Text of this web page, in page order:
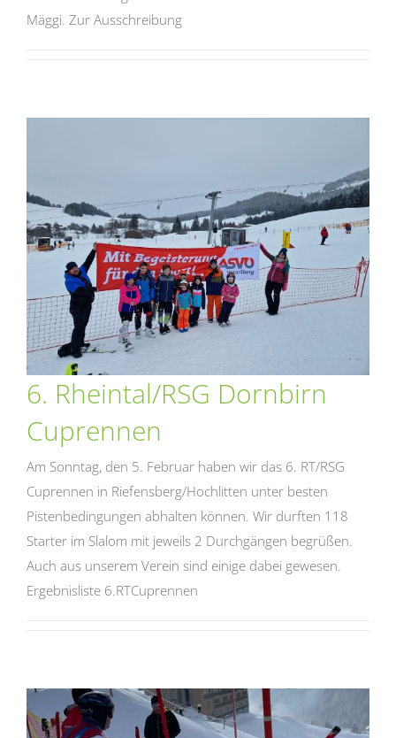
Mäggi. Zur Ausschreibung
6. Rheintal/RSG Dornbirn
Cuprennen
Am Sonntag, den 5. Februar haben wir das 6. RT/RSG
Cuprennen in Riefensberg/Hochlitten unter besten
Pistenbedingungen abhalten können. Wir durften 118
Starter im Slalom mit jeweils 2 Durchgängen begrüßen.
Auch aus unserem Verein sind einige dabei gewesen.
Ergebnisliste 6.RTCuprennen